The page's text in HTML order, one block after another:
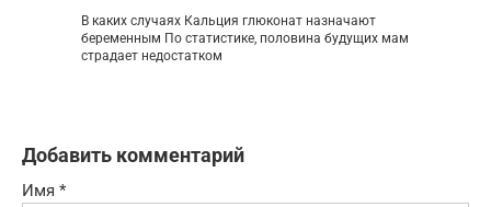
В каких случаях Кальция глюконат назначают
беременным По статистике, половина будущих мам
страдает недостатком
Добавить комментарий
Имя *